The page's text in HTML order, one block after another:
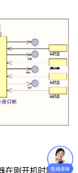
在刚开机时默认